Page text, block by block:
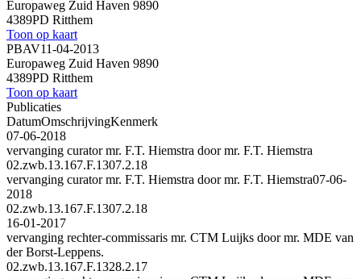
Europaweg Zuid Haven 9890
4389PD Ritthem
Toon op kaart
PBAV11-04-2013
Europaweg Zuid Haven 9890
4389PD Ritthem
Toon op kaart
Publicaties
DatumOmschrijvingKenmerk
07-06-2018
vervanging curator mr. F.T. Hiemstra door mr. F.T. Hiemstra
02.zwb.13.167.F.1307.2.18
vervanging curator mr. F.T. Hiemstra door mr. F.T. Hiemstra07-06-
2018
02.zwb.13.167.F.1307.2.18
16-01-2017
vervanging rechter-commissaris mr. CTM Luijks door mr. MDE van
der Borst-Leppens.
02.zwb.13.167.F.1328.2.17